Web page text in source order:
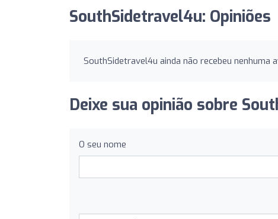
SouthSidetravel4u: Opiniões
SouthSidetravel4u ainda não recebeu nenhuma
Deixe sua opinião sobre
O seu nome